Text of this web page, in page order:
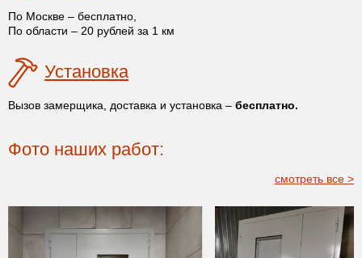
По Москве – бесплатно,
По области – 20 рублей за 1 км
Установка
Вызов замерщика, доставка и установка – бесплатно.
Фото наших работ:
смотреть все >